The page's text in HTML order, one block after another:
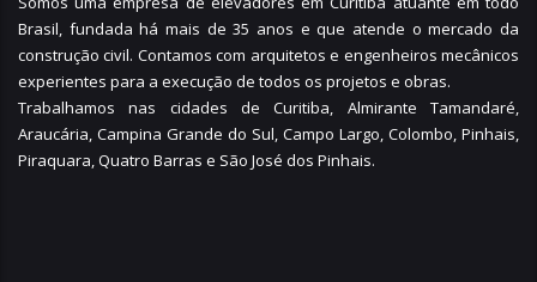
Brasil, fundada há mais de 35 anos e que atende o mercado da
construção civil. Contamos com arquitetos e engenheiros mecânicos
experientes para a execução de todos os projetos e obras.
Trabalhamos nas cidades de Curitiba, Almirante Tamandaré,
Araucária, Campina Grande do Sul, Campo Largo, Colombo, Pinhais,
Piraquara,Quatro Barras e São José dos Pinhais.